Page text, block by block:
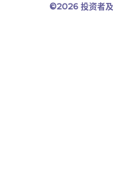
©2026 投资者及